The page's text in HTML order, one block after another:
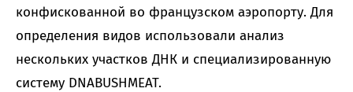
конфискованной во французском аэропорту. Для
определения видов использовали анализ
нескольких участков ДНК и специализированную
систему DNABUSHMEAT.